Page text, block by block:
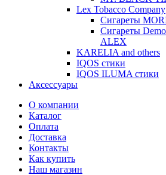
Lex Tobacco Company
Сигареты
Сигареты
ALEX
KARELIA and others
IQOS стики
IQOS ILUMA стики
Аксессуары
О компании
Каталог
Оплата
Доставка
Контакты
Как купить
Наш магазин